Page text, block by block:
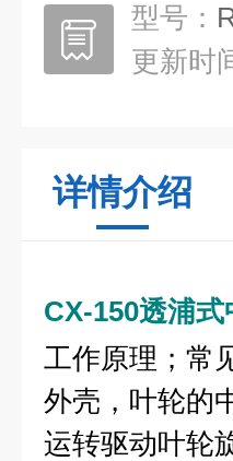
型号：
更新时
详情介绍
CX-150透浦
工作原理；常
外壳，叶轮的
运转驱动叶轮